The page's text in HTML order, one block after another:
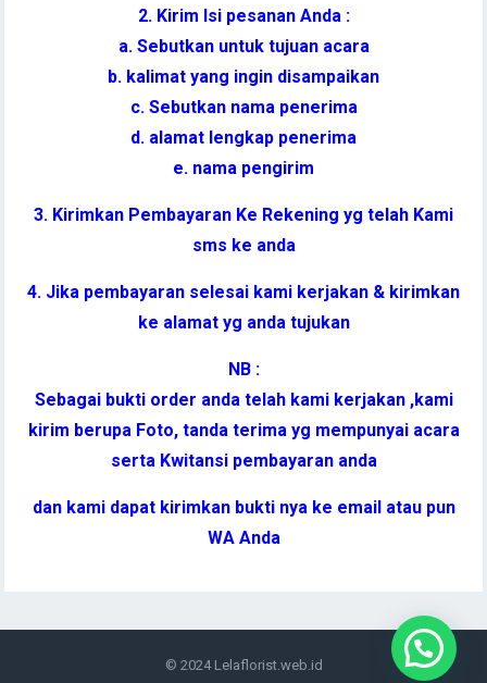
2. Kirim Isi pesanan Anda :
a. Sebutkan untuk tujuan acara
b. kalimat yang ingin disampaikan
c. Sebutkan nama penerima
d. alamat lengkap penerima
e. nama pengirim
3. Kirimkan Pembayaran Ke Rekening yg telah Kami
sms ke anda
4. Jika pembayaran selesai kami kerjakan & kirimkan
ke alamat yg anda tujukan
NB :
Sebagai bukti order anda telah kami kerjakan ,kami
kirim berupa Foto, tanda terima yg mempunyai acara
serta Kwitansi pembayaran anda
dan kami dapat kirimkan bukti nya ke email atau pun
WA Anda
© 2024 Lelaflorist.web.id